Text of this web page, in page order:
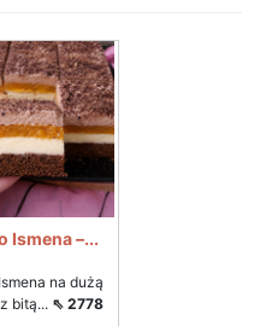
Ismena –...
na dużą
bitą... ⇖ 2778